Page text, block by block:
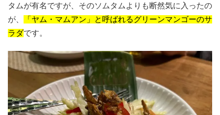
タムが有名ですが、そのソムタムよりも断然気に入ったの
が、
「ヤム・マムアン」と呼ばれるグリーンマンゴーのサ
ラダです。